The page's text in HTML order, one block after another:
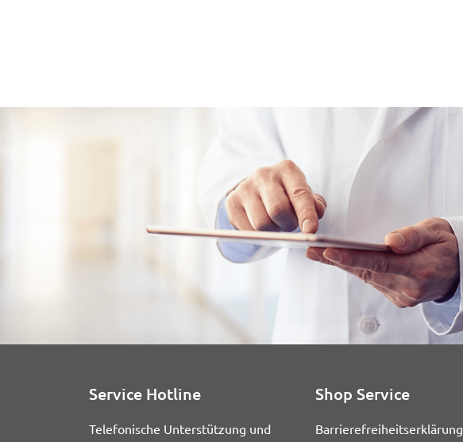
Service Hotline
Telefonische Unterstützung und
Shop Service
Barrierefreiheitserklärung